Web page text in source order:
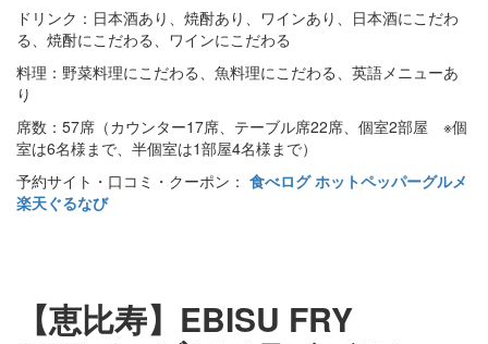
ドリンク：日本酒あり、焼酎あり、ワインあり、日本酒にこだわ
る、焼酎にこだわる、ワインにこだわる
料理：野菜料理にこだわる、魚料理にこだわる、英語メニューあ
り
席数：57席（カウンター17席、テーブル席22席、個室2部屋 ※個
室は6名様まで、半個室は1部屋4名様まで）
予約サイト・口コミ・クーポン： 食べログホットペッパーグルメ
楽天ぐるなび
【恵比寿】EBISU FRY